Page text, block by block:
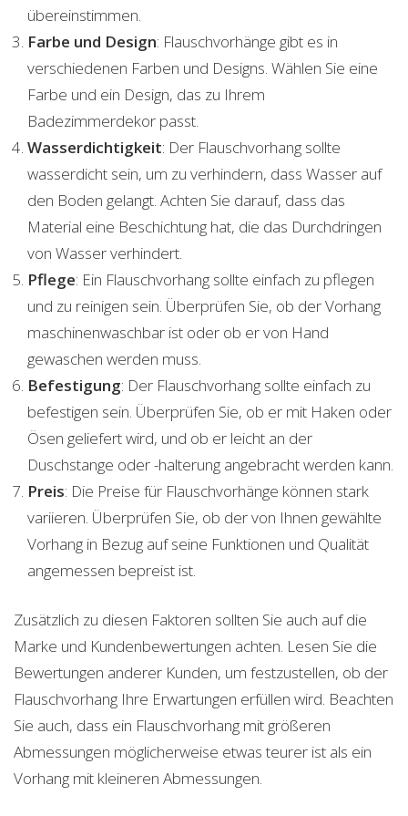
übereinstimmen.
Farbe und Design: Flauschvorhänge gibt es in
verschiedenen Farben und Designs. Wählen Sie eine
Farbe und ein Design, das zu Ihrem
Badezimmerdekor passt.
Wasserdichtigkeit: Der Flauschvorhang sollte
wasserdicht sein, um zu verhindern, dass Wasser auf
den Boden gelangt. Achten Sie darauf, dass das
Material eine Beschichtung hat, die das Durchdringen
von Wasser verhindert.
Pflege: Ein Flauschvorhang sollte einfach zu pflegen
und zu reinigen sein. Überprüfen Sie, ob der Vorhang
maschinenwaschbar ist oder ob er von Hand
gewaschen werden muss.
Befestigung: Der Flauschvorhang sollte einfach zu
befestigen sein. Überprüfen Sie, ob er mit Haken oder
Ösen geliefert wird, und ob er leicht an der
Duschstange oder -halterung angebracht werden kann.
Preis: Die Preise für Flauschvorhänge können stark
variieren. Überprüfen Sie, ob der von Ihnen gewählte
Vorhang in Bezug auf seine Funktionen und Qualität
angemessen bepreist ist.
Zusätzlich zu diesen Faktoren sollten Sie auch auf die
Marke und Kundenbewertungen achten. Lesen Sie die
Bewertungen anderer Kunden, um festzustellen, ob der
Flauschvorhang Ihre Erwartungen erfüllen wird. Beachten
Sie auch, dass ein Flauschvorhang mit größeren
Abmessungen möglicherweise etwas teurer ist als ein
Vorhang mit kleineren Abmessungen.